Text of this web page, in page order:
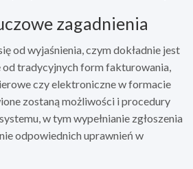
zagadnienia
od wyjaśnienia, czym dokładnie jest
od tradycyjnych form fakturowania,
czy elektroniczne w formacie
zostaną możliwości i procedury
w tym wypełnianie zgłoszenia
odpowiednich uprawnień w